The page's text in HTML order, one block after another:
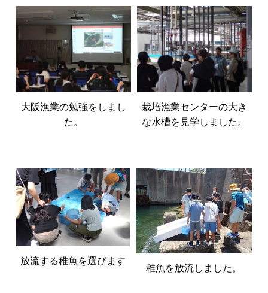
大阪漁業の勉強をしまし
た。
栽培漁業センターの大き
な水槽を見学しました。
放流する稚魚を選びます
稚魚を放流しました。